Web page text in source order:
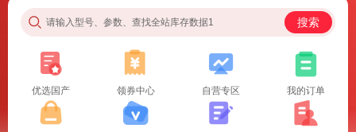
请输入型号、参数、查找全站库存数据1 搜索
优选国产 领券中心 自营专区 我的订单